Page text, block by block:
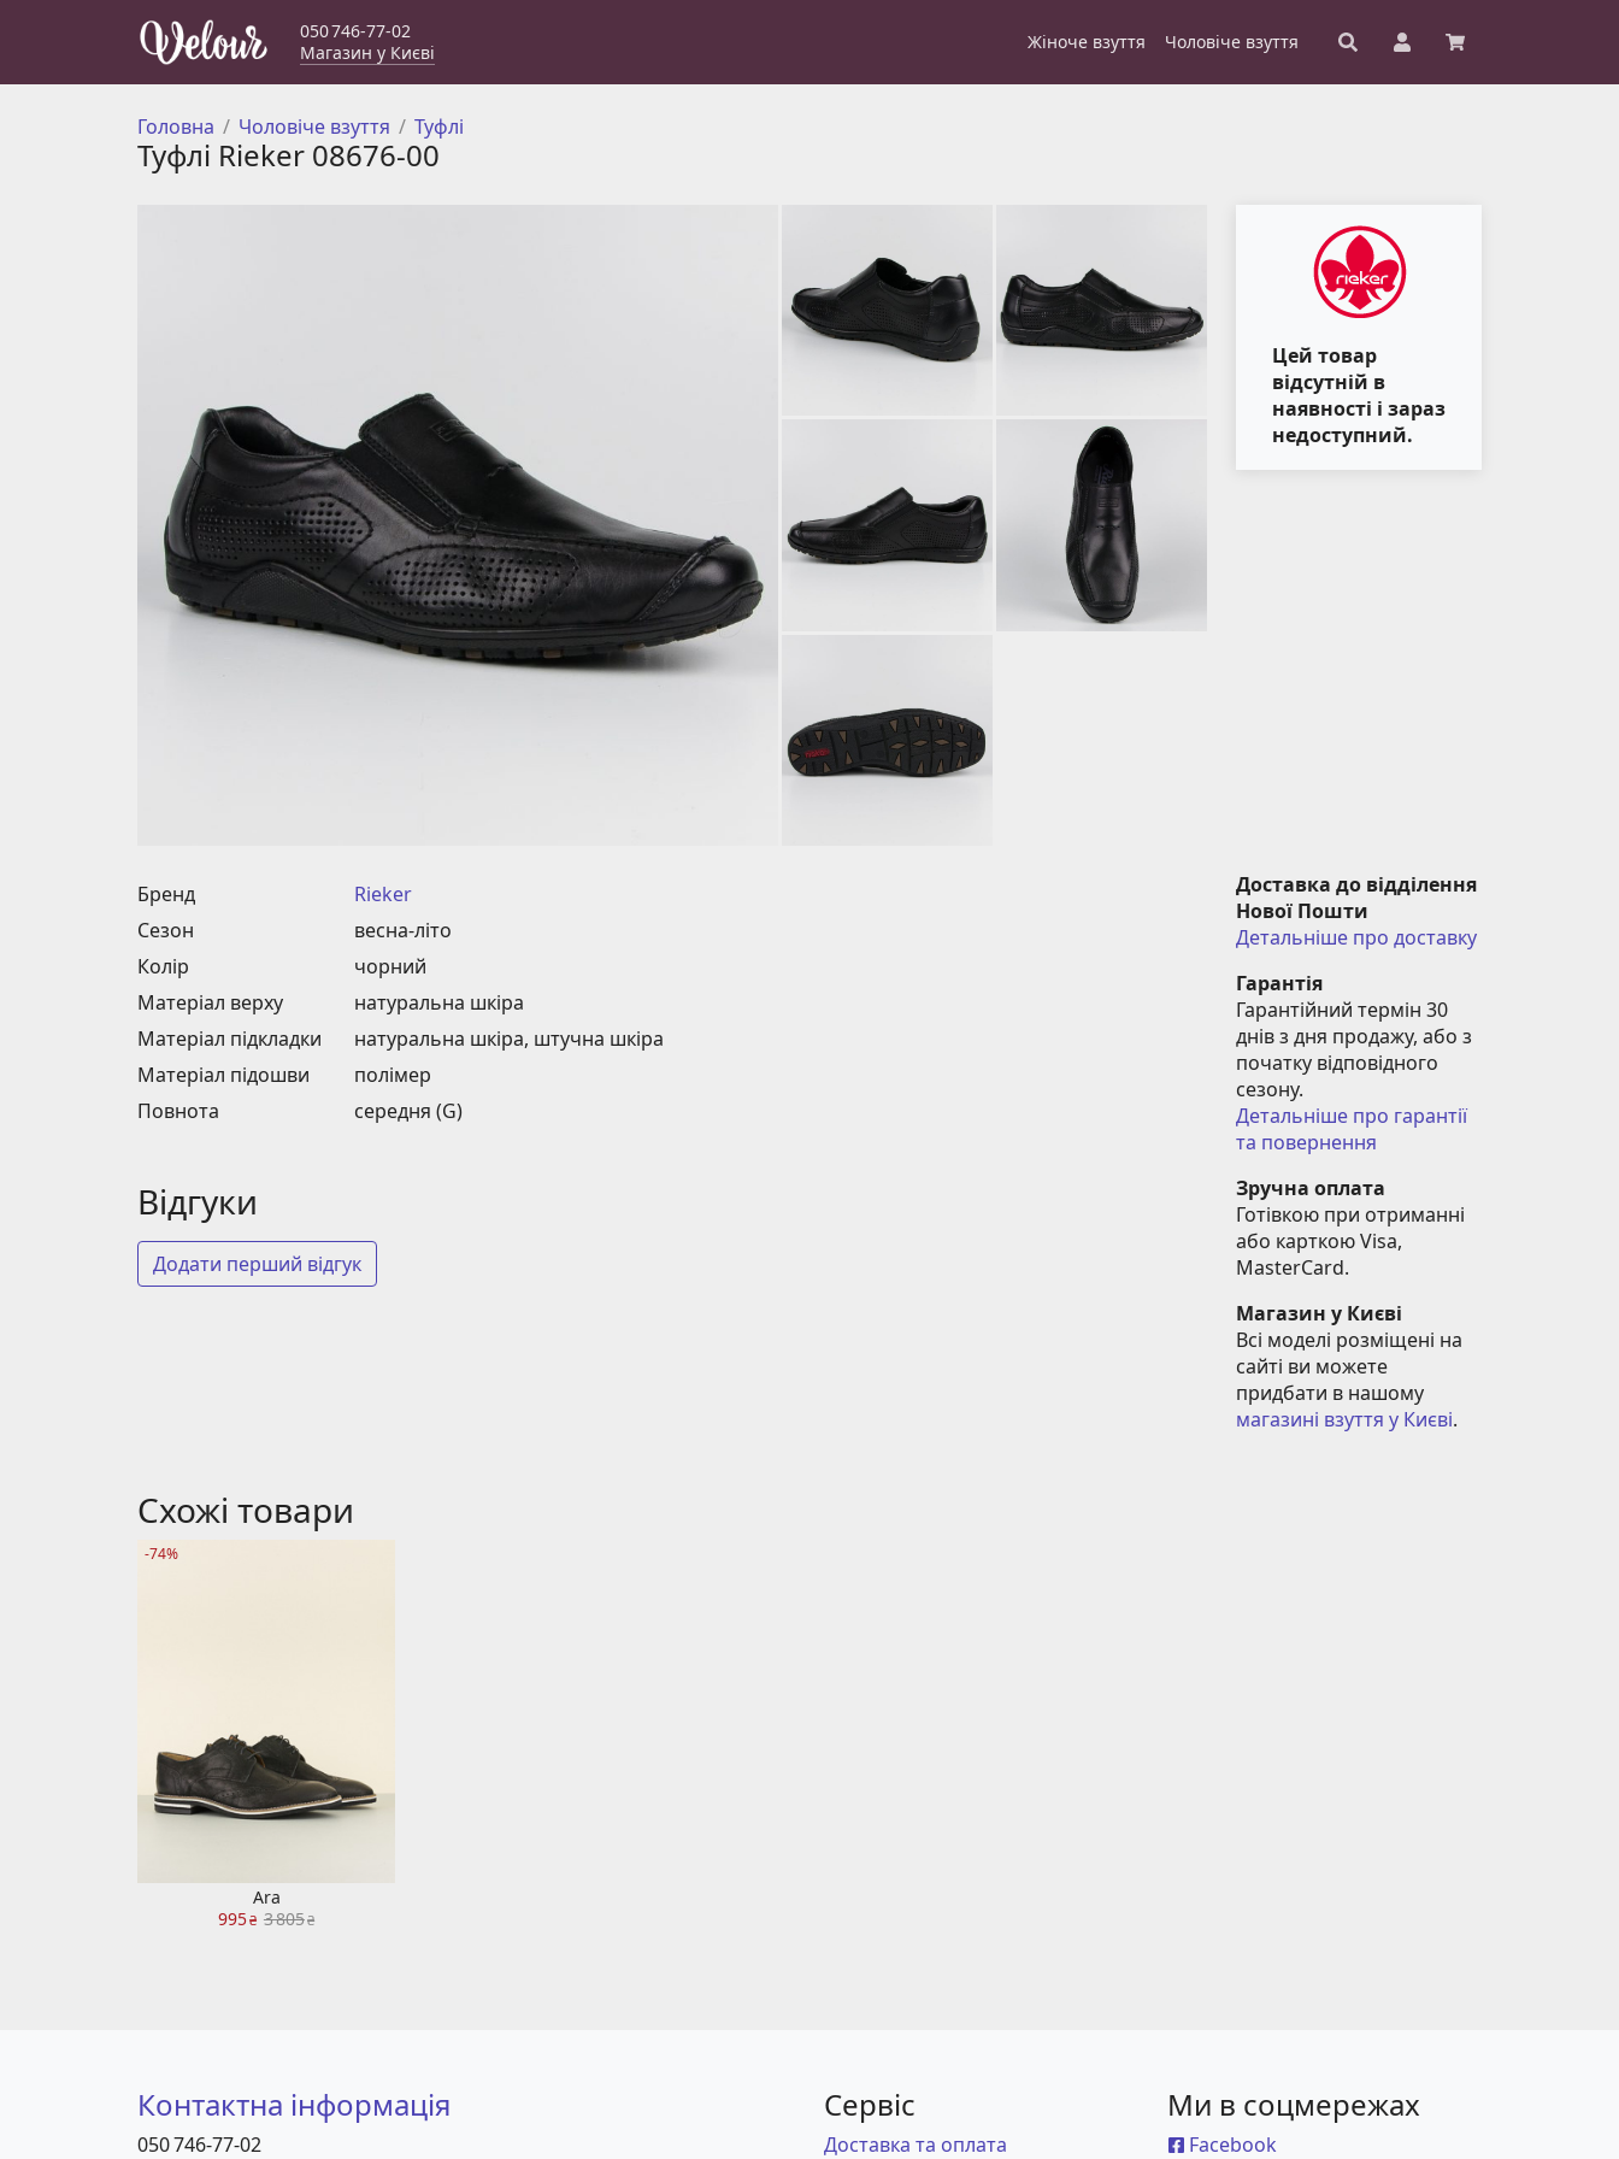
050 746-77-02
Магазин у Києві
Жіноче взуття Чоловіче взуття
Головна Чоловіче взуття Туфлі
Туфлі Rieker 08676-00
Цей товар
відсутній в
наявності і зараз
недоступний.
Бренд
Rieker
Сезон
весна-літо
Колір
чорний
Матеріал верху
натуральна шкіра
Матеріал підкладки
натуральна шкіра, штучна шкіра
Матеріал підошви
полімер
Повнота
середня (G)
Відгуки
Додати перший відгук
Доставка до відділення
Нової Пошти
Детальніше про доставку
Гарантія
Гарантійний термін 30
днів з дня продажу, або з
початку відповідного
сезону.
Детальніше про гарантії
та повернення
Зручна оплата
Готівкою при отриманні
або карткою Visa,
MasterCard.
Магазин у Києві
Всі моделі розміщені на
сайті ви можете
магазині взуття у Києві.
Схожі товари
-74%
Ara
995₴ 3 805₴
Контактна інформація
050 746-77-02
Сервіс
Доставка та оплата
Ми в соцмережах
Facebook